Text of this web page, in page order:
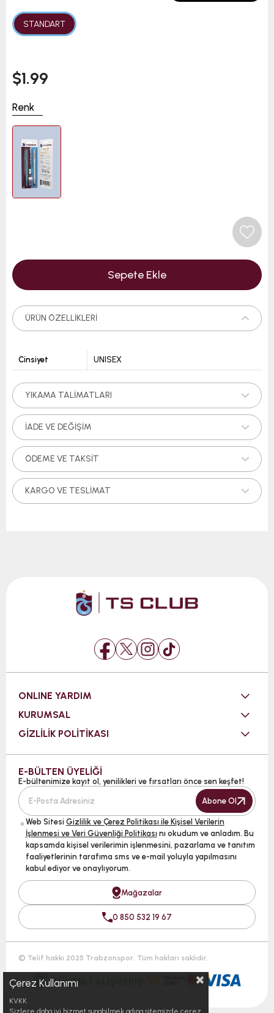
STANDART
$1.99
Renk
ÜRÜN ÖZELLIKLERI
Cinsiyet UNISEX
YIKAMA TALIMATLARI
İADE VE DEĞIŞIM
ÖDEME VE TAKSIT
KARGO VE TESLIMAT
ONLINE YARDIM
KURUMSAL
GİZLİLİK POLİTİKASI
E-BÜLTEN ÜYELİĞİ
E-bültenimize kayıt ol, yenilikleri ve fırsatları önce sen keşfet!
Abone Ol
Web Sitesi Gizlilik ve Çerez Politikası ile Kişisel Verilerin
İşlenmesi ve Veri Güvenliği Politikası nı okudum ve anladım. Bu
kapsamda kişisel verilerimin işlenmesini, pazarlama ve tanıtım
faaliyetlerinin tarafıma sms ve e-mail yoluyla yapılmasını
kabul ediyor ve onaylıyorum.
Mağazalar
0 850 532 19 67
© Telif hakkı 2025 Trabzonspor. Tüm hakları saklıdır.
Çerez Kullanımı
KVKK
Sizlere daha iyi hizmet sunabilmek adına sitemizde çerez